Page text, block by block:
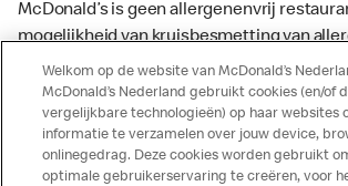
McDonald’s is geen allergenenvrij
mogelijkheid van kruisbesmetting van
aanwezig. McDonald’s kan zodoende niet
haar producten geen sporen van
McDonald’s aanvaardt daarom geen
indien een gast als gevolg van het
spoor van) een allergeen lichamelijke
Welkom op de website van McDonald’s
McDonald’s Nederland gebruikt cookies (en/of
vergelijkbare technologieën) op haar websites
informatie te verzamelen over jouw device,
onlinegedrag. Deze cookies worden gebruikt
optimale gebruikerservaring te creëren, voor